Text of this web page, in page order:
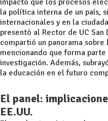
impacto que los procesos
la política interna de un país,
internacionales y en la
presentó al Rector de UC San
compartió un panorama
mencionando que forma
investigación. Además,
la educación en el futuro
El panel:
EE.UU.